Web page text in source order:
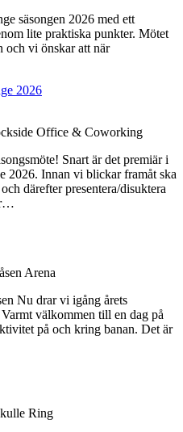
säsongen 2026 med ett
lite praktiska punkter. Mötet
och vi önskar att när
2026
Office & Coworking
Snart är det premiär i
2026. Innan vi blickar framåt ska
därefter presentera/disuktera
Arena
Nu drar vi igång årets
välkommen till en dag på
på och kring banan. Det är
Ring